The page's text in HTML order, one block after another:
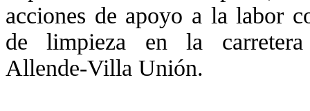
acciones de apoyo a la labor
de limpieza en la carretera
Allende-Villa Unión.